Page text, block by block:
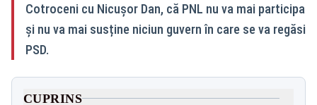
Cotroceni cu Nicușor Dan, că PNL nu va mai participa
și nu va mai susține niciun guvern în care se va regăsi
PSD.
CUPRINS